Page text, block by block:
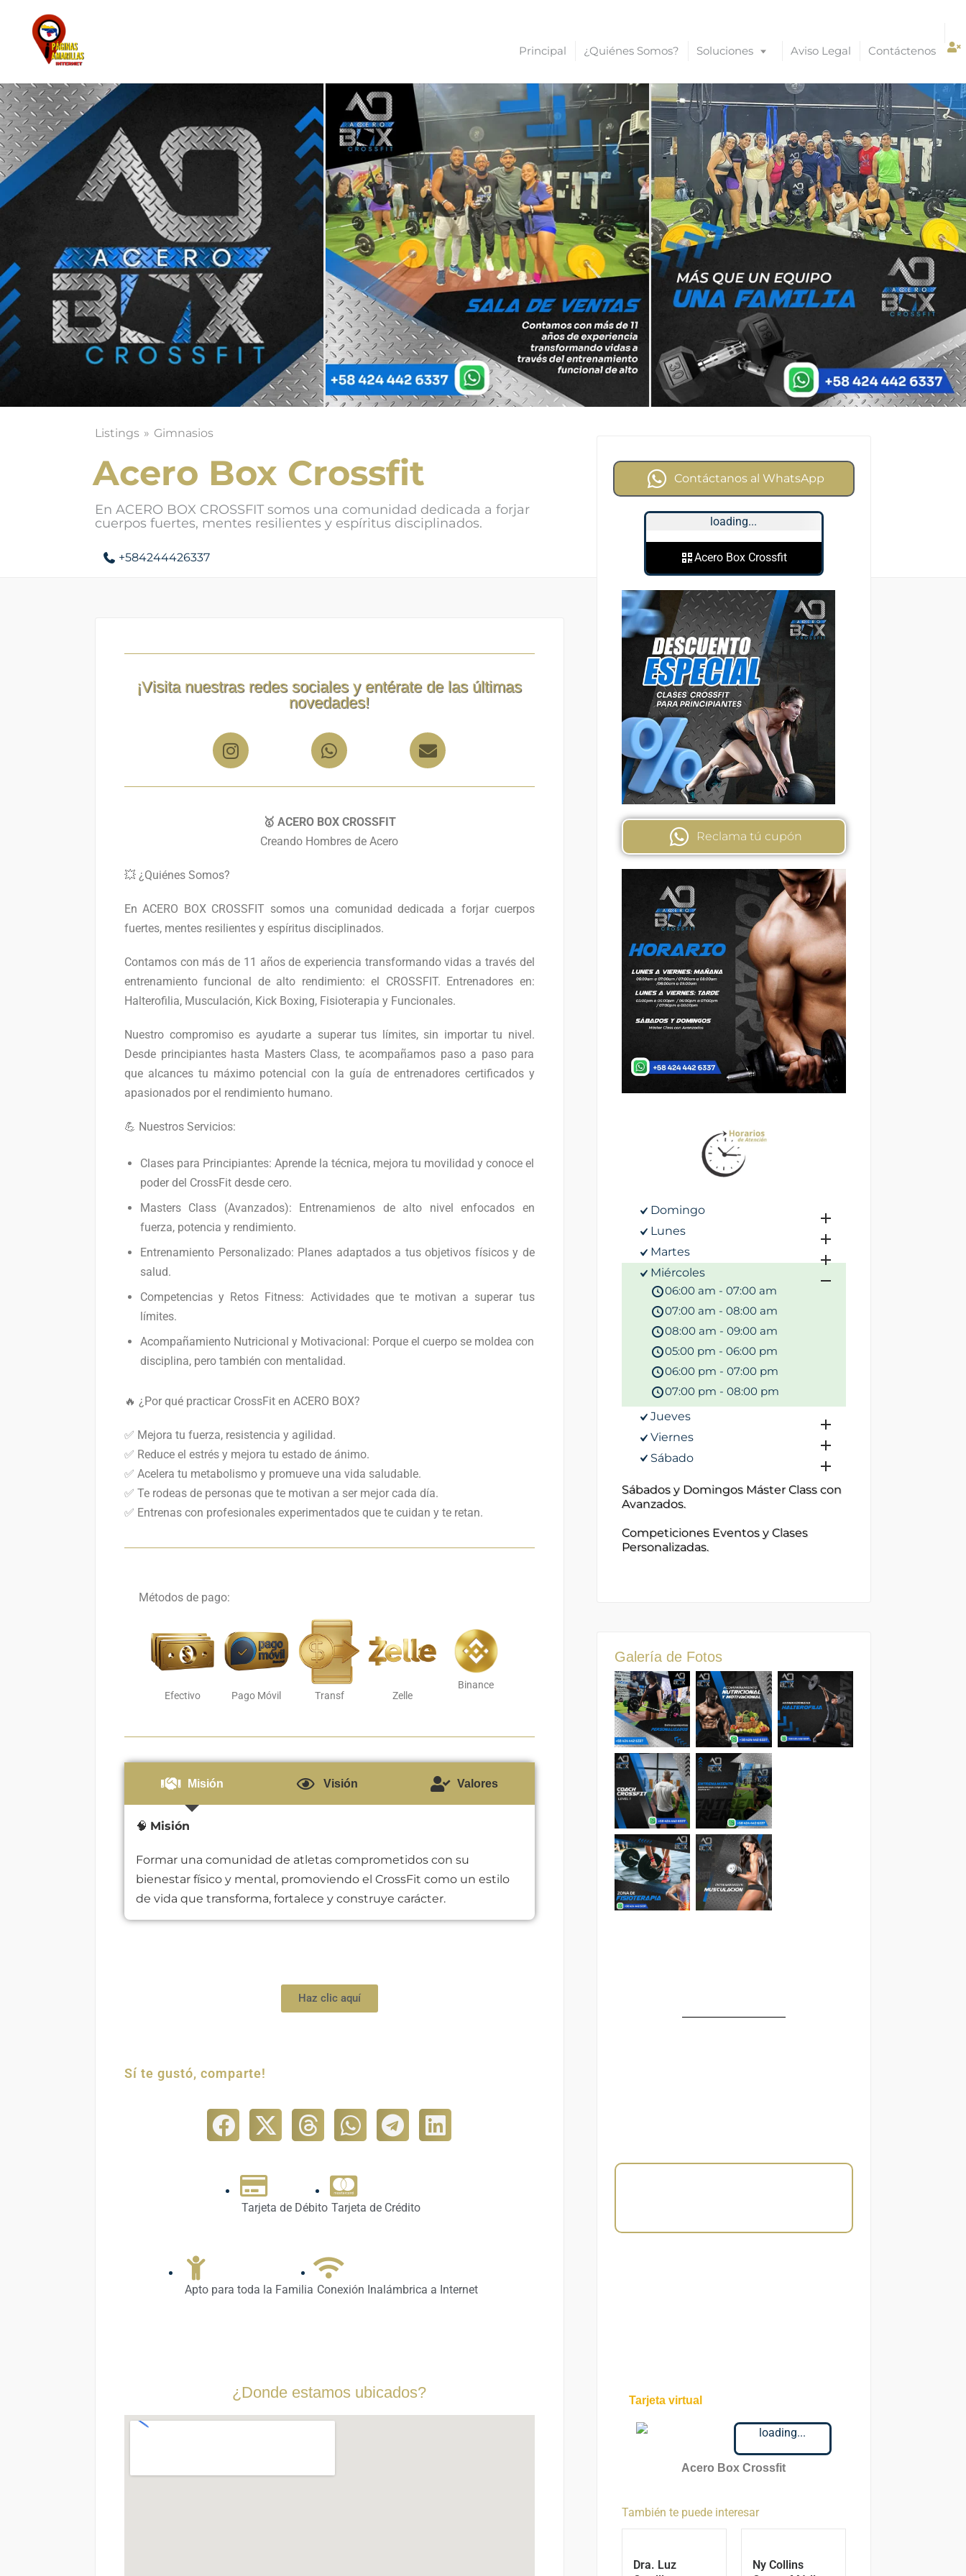
Principal ¿Quiénes Somos? Soluciones Aviso Legal Contáctenos
Listings Gimnasios
Acero Box Crossfit
En ACERO BOX CROSSFIT somos una comunidad dedicada a forjar
cuerpos fuertes, mentes resilientes y espíritus disciplinados.
+584244426337
¡Visita nuestras redes sociales y entérate de las últimas
novedades!
🥇 ACERO BOX CROSSFIT
Creando Hombres de Acero
💥 ¿Quiénes Somos?
En ACERO BOX CROSSFIT somos una comunidad dedicada a forjar cuerpos
fuertes, mentes resilientes y espíritus disciplinados.
Contamos con más de 11 años de experiencia transformando vidas a través del
entrenamiento funcional de alto rendimiento: el CROSSFIT. Entrenadores en:
Halterofilia, Musculación, Kick Boxing, Fisioterapia y Funcionales.
Nuestro compromiso es ayudarte a superar tus límites, sin importar tu nivel.
Desde principiantes hasta Masters Class, te acompañamos paso a paso para
que alcances tu máximo potencial con la guía de entrenadores certificados y
apasionados por el rendimiento humano.
💪 Nuestros Servicios:
Clases para Principiantes: Aprende la técnica, mejora tu movilidad y conoce el
poder del CrossFit desde cero.
Masters Class (Avanzados): Entrenamienos de alto nivel enfocados en
fuerza, potencia y rendimiento.
Entrenamiento Personalizado: Planes adaptados a tus objetivos físicos y de
salud.
Competencias y Retos Fitness: Actividades que te motivan a superar tus
límites.
Acompañamiento Nutricional y Motivacional: Porque el cuerpo se moldea con
disciplina, pero también con mentalidad.
🔥 ¿Por qué practicar CrossFit en ACERO BOX?
✅ Mejora tu fuerza, resistencia y agilidad.
✅ Reduce el estrés y mejora tu estado de ánimo.
✅ Acelera tu metabolismo y promueve una vida saludable.
✅ Te rodeas de personas que te motivan a ser mejor cada día.
✅ Entrenas con profesionales experimentados que te cuidan y te retan.
Métodos de pago:
Efectivo Pago Móvil Transf Zelle
Binance
Misión Visión Valores
🧠 Misión
Formar una comunidad de atletas comprometidos con su
bienestar físico y mental, promoviendo el CrossFit como un estilo
de vida que transforma, fortalece y construye carácter.
Haz clic aquí
Sí te gustó, comparte!
Tarjeta de Débito Tarjeta de Crédito
Apto para toda la Familia Conexión Inalámbrica a Internet
¿Donde estamos ubicados?
Contáctanos al WhatsApp
loading...
Acero Box Crossfit
Reclama tú cupón
Domingo
Lunes
Martes
Miércoles
06:00 am - 07:00 am
07:00 am - 08:00 am
08:00 am - 09:00 am
05:00 pm - 06:00 pm
06:00 pm - 07:00 pm
07:00 pm - 08:00 pm
Jueves
Viernes
Sábado
Sábados y Domingos Máster Class con
Avanzados.
Competiciones Eventos y Clases
Personalizadas.
Galería de Fotos
Tarjeta virtual
loading...
Acero Box Crossfit
También te puede interesar
Dra. Luz
Ny Collins